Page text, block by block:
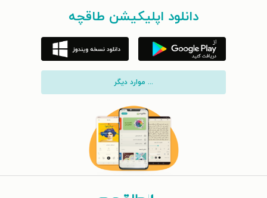
دانلود اپلیکیشن طاقچه
... موارد دیگر